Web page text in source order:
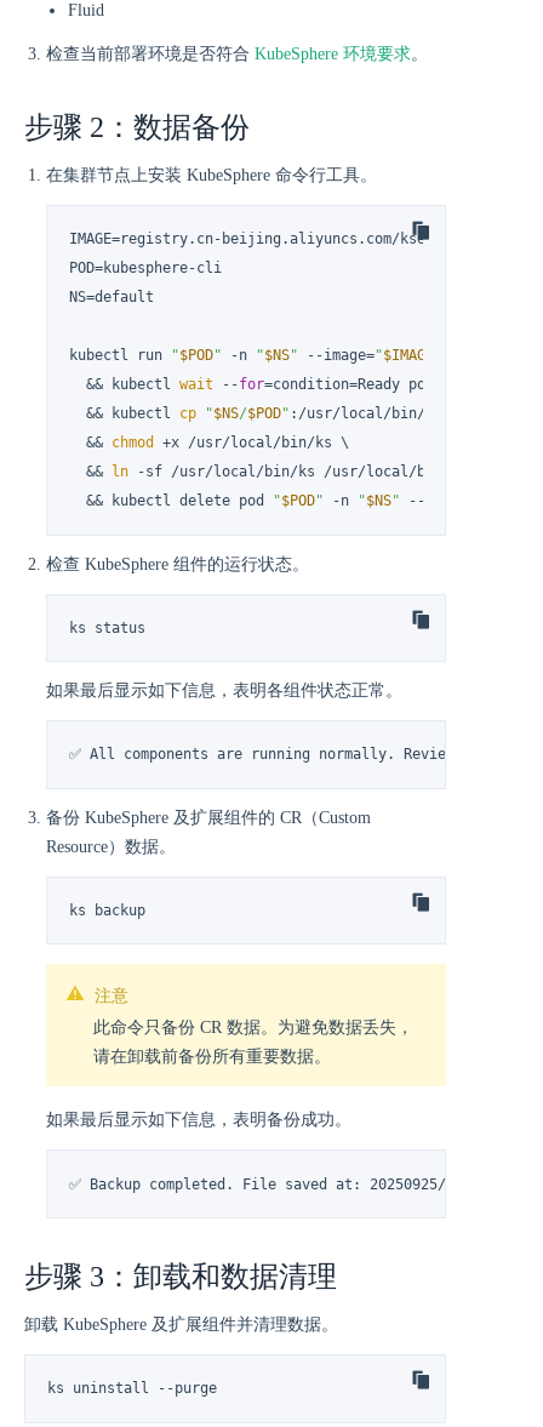
Fluid
检查当前部署环境是否符合 KubeSphere 环境要求。
步骤 2：数据备份
在集群节点上安装 KubeSphere 命令行工具。
IMAGE=registry.cn-beijing.aliyuncs.com/kse/cli:latest
POD=kubesphere-cli
NS=default
kubectl run "$POD" -n "$NS" --image="$IMAGE
  && kubectl
wait --for=condition=Ready pod/
  && kubectl
cp "$NS/$POD" :/usr/local/bin/ks /usr/
  &&
chmod
+x /usr/local/bin/ks \
  &&
ln -sf /usr/local/bin/ks /usr/local/bin/kubectl-
  && kubectl delete pod
"$POD" -n "$NS" --
检查 KubeSphere 组件的运行状态。
ks status
如果最后显示如下信息，表明各组件状态正常。
✅ All components are running normally. Review any
备份 KubeSphere 及扩展组件的 CR（Custom
Resource）数据。
ks backup
注意
此命令只备份 CR 数据。为避免数据丢失，
请在卸载前备份所有重要数据。
如果最后显示如下信息，表明备份成功。
✅ Backup completed. File saved at: 20250925/backup.tgz
步骤 3：卸载和数据清理
卸载 KubeSphere 及扩展组件并清理数据。
ks uninstall --purge